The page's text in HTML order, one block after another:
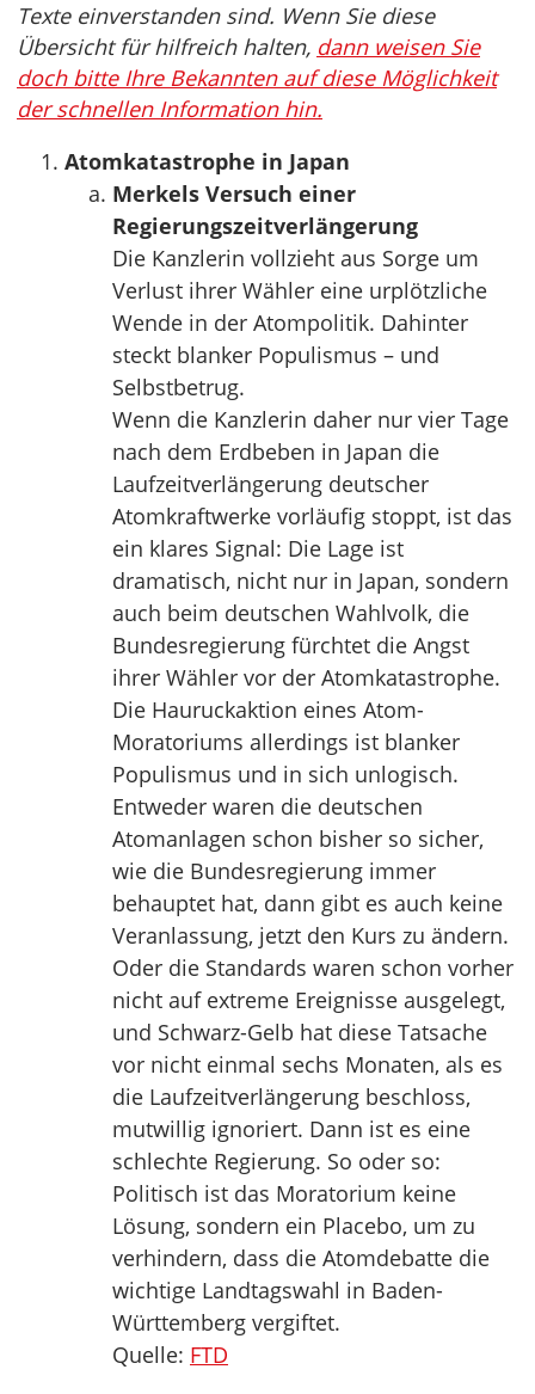
Texte einverstanden sind. Wenn Sie diese
Übersicht für hilfreich halten, dann weisen Sie
doch bitte Ihre Bekannten auf diese Möglichkeit
der schnellen Information hin.
Atomkatastrophe in Japan
Merkels Versuch einer
Regierungszeitverlängerung
Die Kanzlerin vollzieht aus Sorge um
Verlust ihrer Wähler eine urplötzliche
Wende in der Atompolitik. Dahinter
steckt blanker Populismus – und
Selbstbetrug.
Wenn die Kanzlerin daher nur vier Tage
nach dem Erdbeben in Japan die
Laufzeitverlängerung deutscher
Atomkraftwerke vorläufig stoppt, ist das
ein klares Signal: Die Lage ist
dramatisch, nicht nur in Japan, sondern
auch beim deutschen Wahlvolk, die
Bundesregierung fürchtet die Angst
ihrer Wähler vor der Atomkatastrophe.
Die Hauruckaktion eines Atom-
Moratoriums allerdings ist blanker
Populismus und in sich unlogisch.
Entweder waren die deutschen
Atomanlagen schon bisher so sicher,
wie die Bundesregierung immer
behauptet hat, dann gibt es auch keine
Veranlassung, jetzt den Kurs zu ändern.
Oder die Standards waren schon vorher
nicht auf extreme Ereignisse ausgelegt,
und Schwarz-Gelb hat diese Tatsache
vor nicht einmal sechs Monaten, als es
die Laufzeitverlängerung beschloss,
mutwillig ignoriert. Dann ist es eine
schlechte Regierung. So oder so:
Politisch ist das Moratorium keine
Lösung, sondern ein Placebo, um zu
verhindern, dass die Atomdebatte die
wichtige Landtagswahl in Baden-
Württemberg vergiftet.
Quelle: FTD